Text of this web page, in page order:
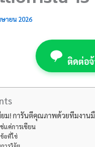
ษายน 2026
ติดต่อ
ยม! การันตีคุณภาพด้วยทีมงาน
แค่การเขียน
อที่ใช่